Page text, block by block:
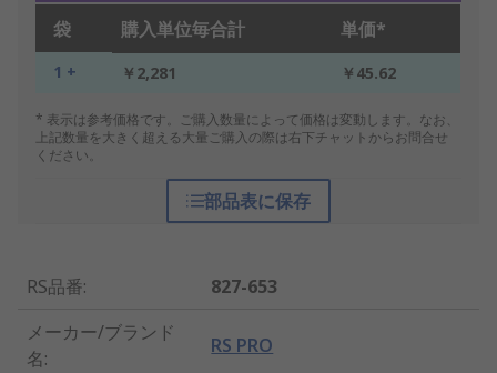
袋 購入単位毎合計 単価*
1 + ￥2,281 ￥45.62
* 表示は参考価格です。ご購入数量によって価格は変動します。なお、
上記数量を大きく超える大量ご購入の際は右下チャットからお問合せ
ください。
部品表に保存
RS品番:
827-653
メーカー/ブランド
名:
RS PRO